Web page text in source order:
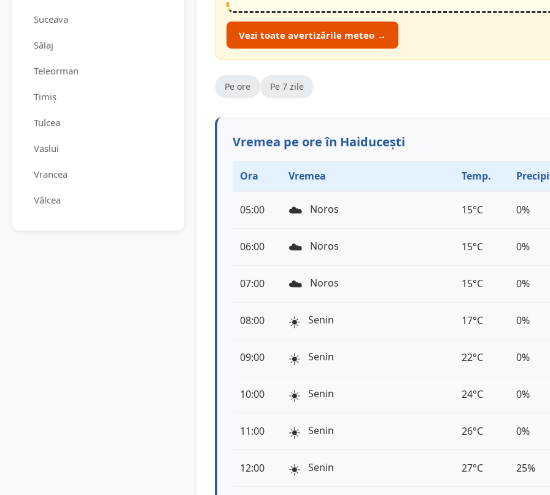
Suceava
Sălaj
Teleorman
Timiș
Tulcea
Vaslui
Vrancea
Vâlcea
Vezi toate avertizările meteo →
Pe ore Pe 7 zile
Vremea pe ore în Haiducești
Ora Vremea Temp.
05:00 ☁️ Noros 15°C 0%
06:00 ☁️ Noros 15°C 0%
07:00 ☁️ Noros 15°C 0%
08:00 ☀️ Senin 17°C 0%
09:00 ☀️ Senin 22°C 0%
10:00 ☀️ Senin 24°C 0%
11:00 ☀️ Senin 26°C 0%
12:00 ☀️ Senin 27°C 25%